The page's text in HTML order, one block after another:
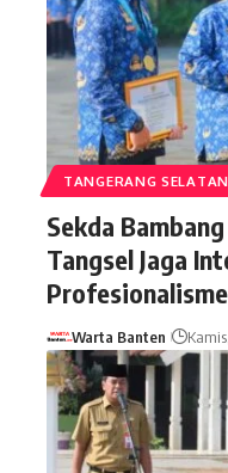
TANGERANG SELATAN
Sekda
Tangsel Jaga
Profesionalisme
Warta Banten